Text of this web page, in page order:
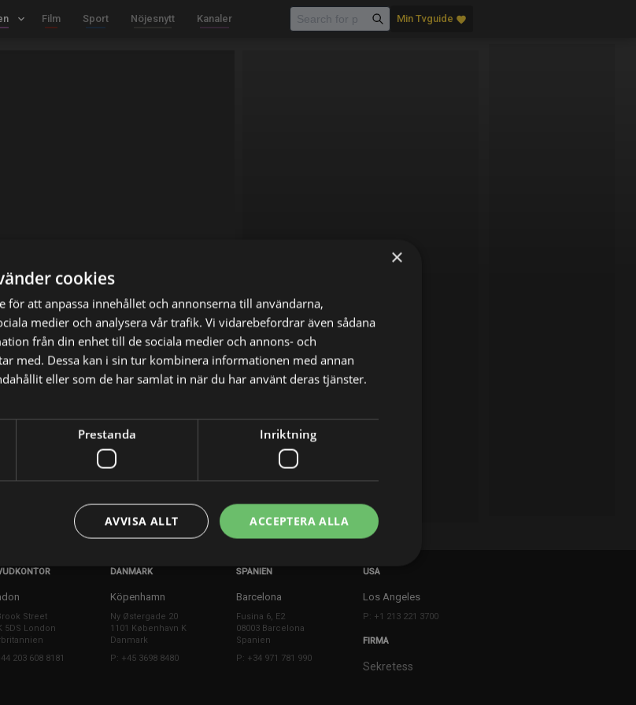
keyboard_arrow_down Film Sport Nöjesnytt Kanaler Min Tvguide favorite
Street
5DS London
203 608 8181
DANMARK
Köpenhamn
Ny Østergade 20
1101 København K
Danmark
P: +45 3698 8480
SPANIEN
Barcelona
Fusina 6, E2
08003 Barcelona
Spanien
P: +34 971 781 990
USA
Los Angeles
P: +1 213 221 3700
FIRMA
Sekretess
×
cookies
för att anpassa innehållet och annonserna till användarna,
medier och analysera vår trafik. Vi vidarebefordrar även sådana
från din enhet till de sociala medier och annons- och
med. Dessa kan i sin tur kombinera informationen med annan
eller som de har samlat in när du har använt deras tjänster.
Prestanda Inriktning
ACCEPTERA ALLA
AVVISA ALLT